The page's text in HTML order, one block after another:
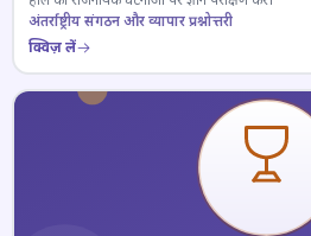
अंतर्राष्ट्रीय संगठन और व्यापार प्रश्नोत्तरी
क्विज़ लें